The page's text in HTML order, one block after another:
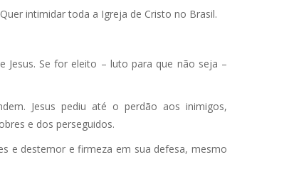
intimidar toda a Igreja de Cristo no Brasil.
Jesus. Se for eleito – luto para que não seja –
Jesus pediu até o perdão aos inimigos,
e dos perseguidos.
e destemor e firmeza em sua defesa, mesmo